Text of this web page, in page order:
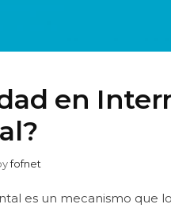
en
fofnet
es un mecanismo que